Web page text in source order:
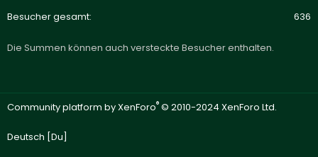
Besucher gesamt 636
Die Summen können auch versteckte Besucher enthalten.
Community platform by XenForo® © 2010-2024 XenForo Ltd.
Deutsch [Du]